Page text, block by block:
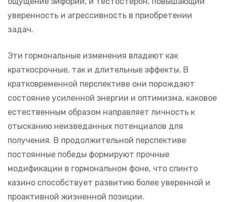
уверенность и агрессивность в приобретении
задач.
Эти гормональные изменения владеют как
краткосрочные, так и длительные эффекты. В
кратковременной перспективе они порождают
состояние усиленной энергии и оптимизма, каковое
естественным образом направляет личность к
отысканию неизведанных потенциалов для
получения. В продолжительной перспективе
постоянные победы формируют прочные
модификации в гормональном фоне, что спинто
казино способствует развитию более уверенной и
проактивной жизненной позиции.